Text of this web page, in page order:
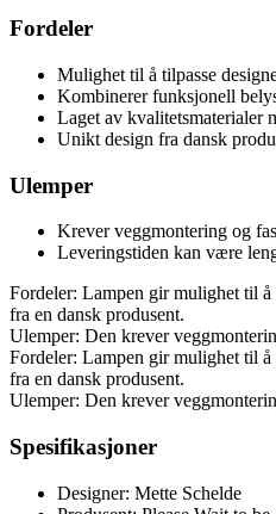
Fordeler
Mulighet til å tilpasse
Kombinerer funksjonell
Laget av kvalitetsmaterialer
Unikt design fra dansk
Ulemper
Krever veggmontering og
Leveringstiden kan være
Fordeler: Lampen gir mulighet til å
fra en dansk produsent.
Ulemper: Den krever
Fordeler: Lampen gir mulighet til å
fra en dansk produsent.
Ulemper: Den krever
Spesifikasjoner
Designer: Mette Schelde